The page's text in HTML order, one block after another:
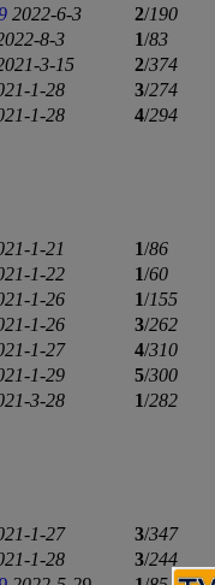
2022-6-3 2/190
8-3 1/83
3-15 2/374
1-28 3/274
1-28 4/294
1-21 1/86
1-22 1/60
1-26 1/155
1-26 3/262
1-27 4/310
1-29 5/300
3-28 1/282
1-27 3/347
1-28 3/244